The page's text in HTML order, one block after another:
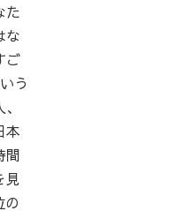
た
な
ご
う
本
間
見
の